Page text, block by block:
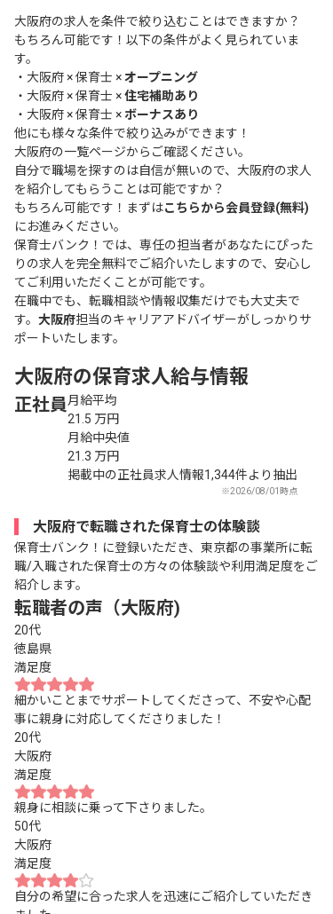
大阪府の求人を条件で絞り込むことはできますか？
もちろん可能です！以下の条件がよく見られていま
す。
・ 大阪府 × 保育士 ×オープニング
・ 大阪府 × 保育士 ×住宅補助あり
・ 大阪府 × 保育士 ×ボーナスあり
他にも様々な条件で絞り込みができます！
大阪府の一覧ページからご確認ください。
自分で職場を探すのは自信が無いので、大阪府の求人
を紹介してもらうことは可能ですか？
もちろん可能です！まずはこちらから会員登録(無料)
にお進みください。
保育士バンク！では、専任の担当者があなたにぴった
りの求人を完全無料でご紹介いたしますので、安心し
てご利用いただくことが可能です。
在職中でも、転職相談や情報収集だけでも大丈夫で
す。 大阪府担当のキャリアアドバイザーがしっかりサ
ポートいたします。
大阪府の保育求人給与情報
正社員月給平均
21.5 万円
月給中央値
21.3 万円
掲載中の正社員求人情報1,344件より抽出
※2026/08/01時点
大阪府で転職された保育士の体験談
保育士バンク！に登録いただき、東京都の事業所に転
職/入職された保育士の方々の体験談や利用満足度をご
紹介します。
転職者の声（大阪府)
20代
徳島県
満足度
細かいことまでサポートしてくださって、不安や心配
事に親身に対応してくださりました！
20代
大阪府
満足度
親身に相談に乗って下さりました。
50代
大阪府
満足度
自分の希望に合った求人を迅速にご紹介していただき